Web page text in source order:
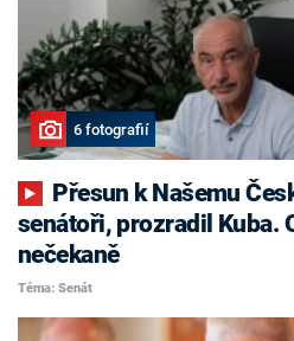
6 fotografií
senátoři, prozradil Kuba.
nečekaně
Téma: Senát